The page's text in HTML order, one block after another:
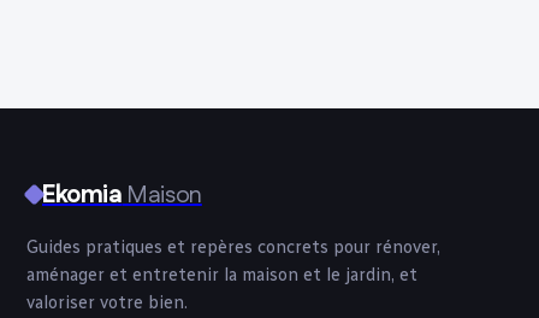
EkomiaMaison
Guides pratiques et repères concrets pour rénover,
aménager et entretenir la maison et le jardin, et
valoriser votre bien.